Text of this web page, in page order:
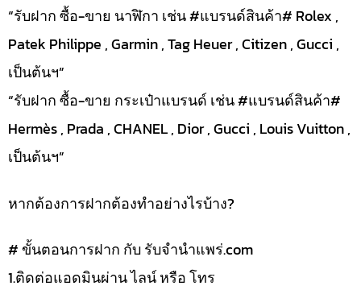
“รับฝาก ซื้อ-ขาย นาฬิกา เช่น #แบรนด์สินค้า# Rolex ,
Patek Philippe , Garmin , Tag Heuer , Citizen , Gucci ,
เป็นต้นฯ”
“รับฝาก ซื้อ-ขาย กระเป๋าแบรนด์ เช่น #แบรนด์สินค้า#
Hermès , Prada , CHANEL , Dior , Gucci , Louis Vuitton ,
เป็นต้นฯ”
หากต้องการฝากต้องทำอย่างไรบ้าง?
# ขั้นตอนการฝาก กับ รับจำนำแพร่.com
1.ติดต่อแอดมินผ่าน ไลน์ หรือ โทร